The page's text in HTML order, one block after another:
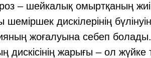
– шейкалық омыртқаның
шеміршек дискілерінің
жоғалуына себеп болады.
дискісінің жарығы – ол